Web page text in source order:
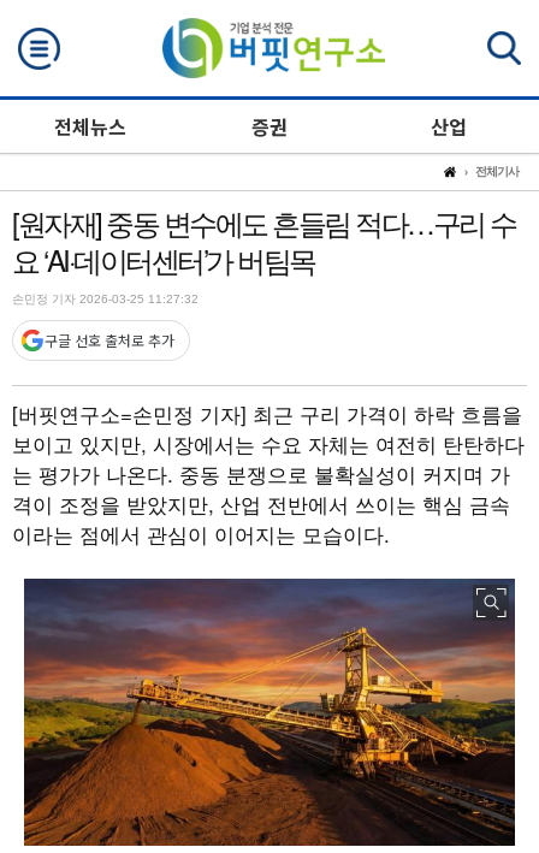
전체뉴스 증권 산업
전체기사
[원자재] 중동 변수에도 흔들림 적다…구리 수
요 ‘AI·데이터센터’가 버팀목
손민정 기자 2026-03-25 11:27:32
구글 선호 출처로 추가
[버핏연구소=손민정 기자] 최근 구리 가격이 하락 흐름을
보이고 있지만, 시장에서는 수요 자체는 여전히 탄탄하다
는 평가가 나온다. 중동 분쟁으로 불확실성이 커지며 가
격이 조정을 받았지만, 산업 전반에서 쓰이는 핵심 금속
이라는 점에서 관심이 이어지는 모습이다.
검색